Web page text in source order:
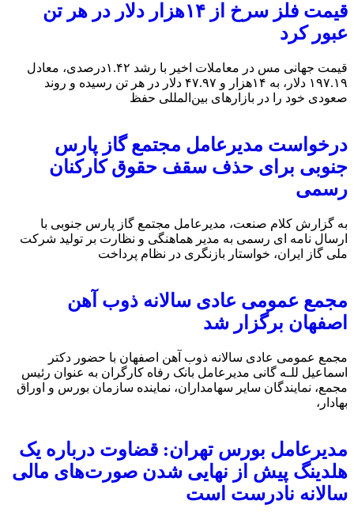
قیمت فلز سرخ از ۱۴هزار دلار در هر تن
عبور کرد
قیمت جهانی مس در معاملات اخیر با رشد ۱.۴۲درصدی، معادل
۱۹۷.۱۹ دلار، به ۱۴هزار و ۴۷.۹۷ دلار در هر تن رسیده و روند
صعودی خود را در بازارهای بین‌المللی حفظ
درخواست مدیرعامل مجتمع گاز پارس
جنوبی برای حذف سقف حقوق کارکنان
رسمی
به گزارش کلام صنعت، مدیرعامل مجتمع گاز پارس جنوبی با
ارسال نامه ای رسمی به مدیر هماهنگی و نظارت بر تولید شرکت
ملی گاز ایران، خواستار بازنگری در نظام پرداخت
مجمع عمومی عادی سالانه ذوب آهن
اصفهان برگزار شد
مجمع عمومی عادی سالانه ذوب آهن اصفهان با حضور دکتر
اسماعیل للـه گانی مدیرعامل بانک رفاه کارگران به عنوان رئیس
مجمع، نمایندگان سایر سهامداران، نماینده سازمان بورس و اوراق
بهادار،
مدیرعامل بورس تهران: قضاوت درباره یک
هلدینگ پیش از نهایی شدن صورت‌های مالی
سالانه نادرست است